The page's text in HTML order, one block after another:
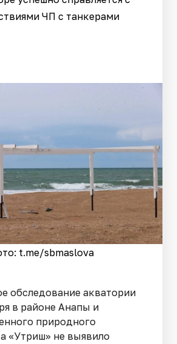
ЧП с танкерами
t.me/sbmaslova
обследование акватории
в районе Анапы и
природного
«Утриш» не выявило